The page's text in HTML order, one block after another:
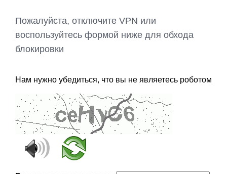
Пожалуйста, отключите VPN или
воспользуйтесь формой ниже для обхода
блокировки
Нам нужно убедиться, что вы не являетесь роботом